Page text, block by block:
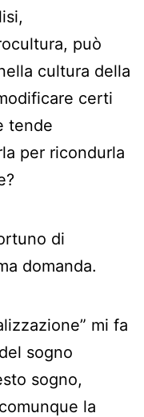
può
cultura della
certi
tende
per ricondurla
di
domanda.
mi fa
sogno
sogno,
la